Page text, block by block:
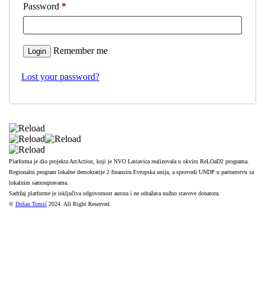
Password *
Remember me
Lost your password?
Platforma je dio projekta ArtAction, koji je NVO Lastavica realizovala u okviru ReLOaD2 programa.
Regionalni program lokalne demokratije 2 finansira Evropska unija, a sprovodi UNDP u partnerstvu sa
lokalnim samoupravama.
Sadržaj platforme je isključiva odgovornost autora i ne odražava nužno stavove donatora.
© Dušan Tomić 2024. All Right Reserved.